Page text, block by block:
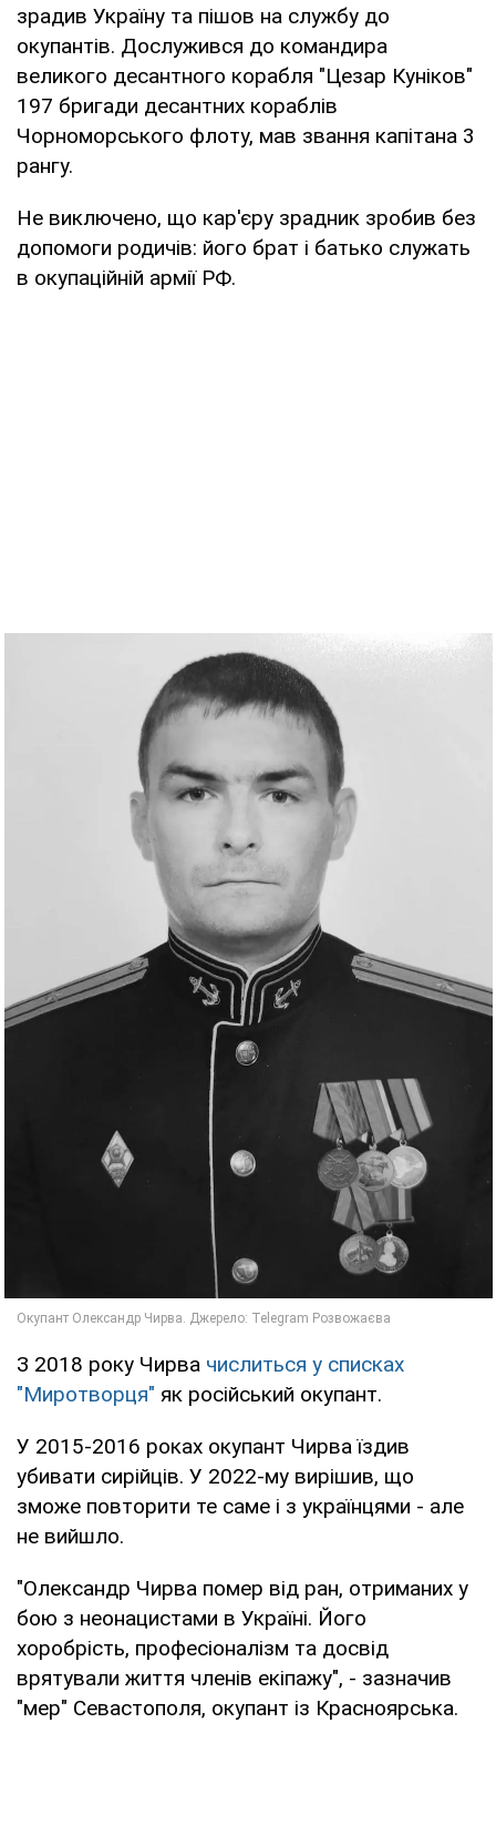
зрадив Україну та пішов на службу до
окупантів. Дослужився до командира
великого десантного корабля "Цезар Куніков"
197 бригади десантних кораблів
Чорноморського флоту, мав звання капітана 3
рангу.
Не виключено, що кар'єру зрадник зробив без
допомоги родичів: його брат і батько служать
в окупаційній армії РФ.
З 2018 року Чирва числиться у списках
"Миротворця" як російський окупант.
У 2015-2016 роках окупант Чирва їздив
убивати сирійців. У 2022-му вирішив, що
зможе повторити те саме і з українцями - але
не вийшло.
"Олександр Чирва помер від ран, отриманих у
бою з неонацистами в Україні. Його
хоробрість, професіоналізм та досвід
врятували життя членів екіпажу", - зазначив
"мер" Севастополя, окупант із Красноярська.